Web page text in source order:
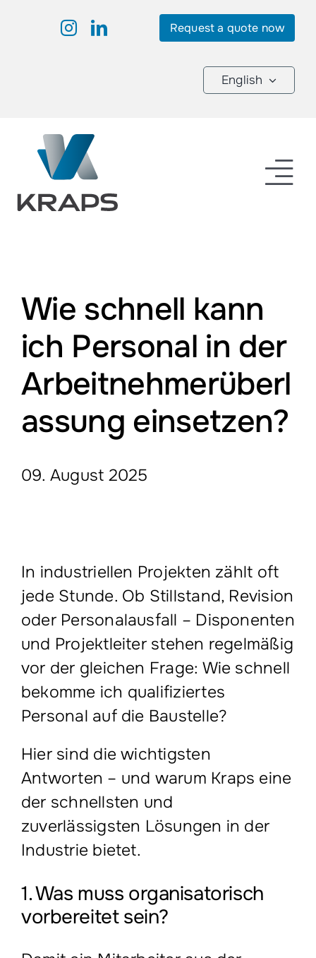
Request a quote now
English
Services
Industrial services
Vacancies
Company
Wie schnell kann
ich Personal in der
Arbeitnehmerüberl
assung einsetzen?
09. August 2025
In industriellen Projekten zählt oft
jede Stunde. Ob Stillstand, Revision
oder Personalausfall – Disponenten
und Projektleiter stehen regelmäßig
vor der gleichen Frage: Wie schnell
bekomme ich qualifiziertes
Personal auf die Baustelle?
Hier sind die wichtigsten
Antworten – und warum Kraps eine
der schnellsten und
zuverlässigsten Lösungen in der
Industrie bietet.
1. Was muss organisatorisch
vorbereitet sein?